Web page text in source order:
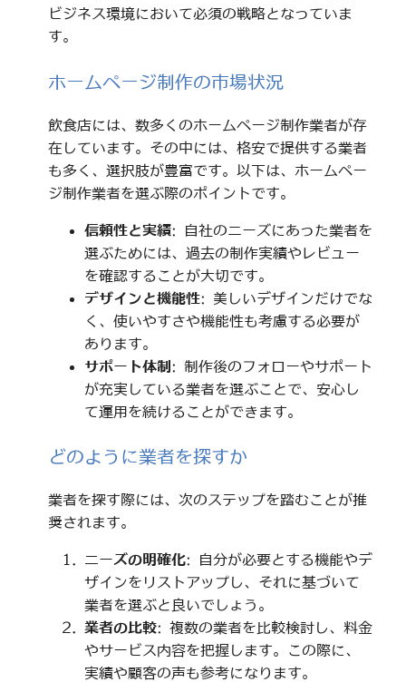
ビジネス環境において必須の戦略となっていま
す。
ホームページ制作の市場状況
飲食店には、数多くのホームページ制作業者が存
在しています。その中には、格安で提供する業者
も多く、選択肢が豊富です。以下は、ホームペー
ジ制作業者を選ぶ際のポイントです。
信頼性と実績: 自社のニーズにあった業者を
選ぶためには、過去の制作実績やレビュー
を確認することが大切です。
デザインと機能性: 美しいデザインだけでな
く、使いやすさや機能性も考慮する必要が
あります。
サポート体制 : 制作後のフォローやサポート
が充実している業者を選ぶことで、安心し
て運用を続けることができます。
どのように業者を探すか
業者を探す際には、次のステップを踏むことが推
奨されます。
ニーズの明確化: 自分が必要とする機能やデ
ザインをリストアップし、それに基づいて
業者を選ぶと良いでしょう。
業者の比較: 複数の業者を比較検討し、料金
やサービス内容を把握します。この際に、
実績や顧客の声も参考になります。